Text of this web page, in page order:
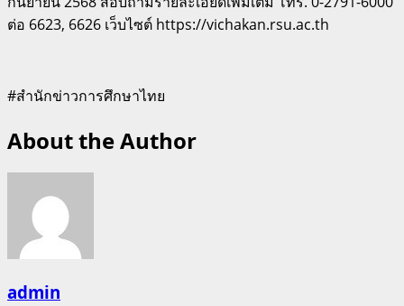
ต่อ 6623, 6626 เว็บไซต์ https://vichakan.rsu.ac.th
#สำนักข่าวการศึกษาไทย
About the Author
admin